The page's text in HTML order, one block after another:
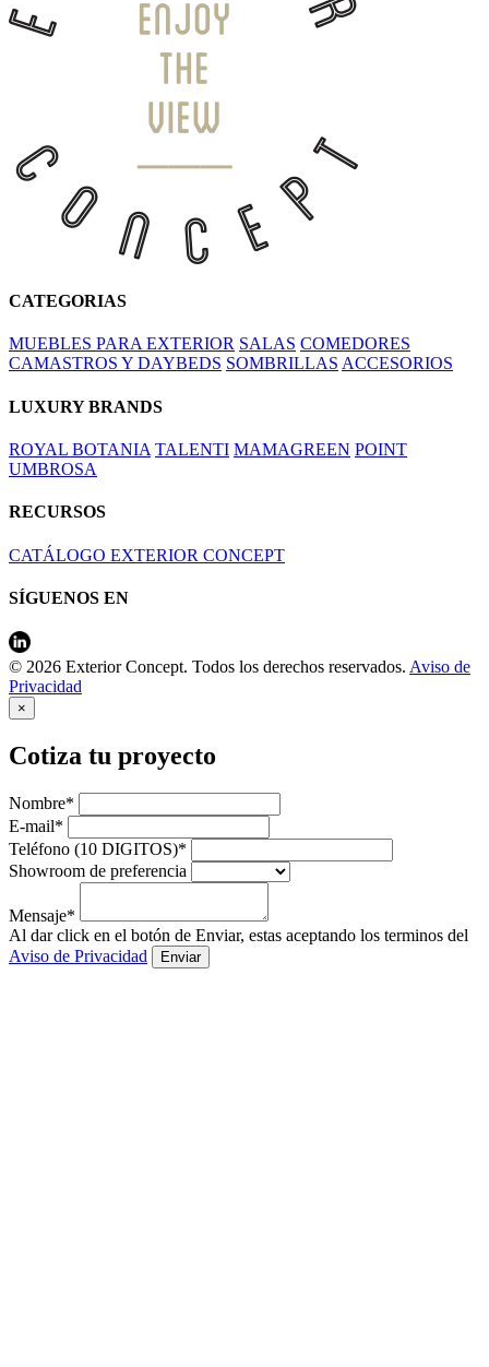
CATEGORIAS
MUEBLES PARA EXTERIOR SALAS COMEDORES
CAMASTROS Y DAYBEDS SOMBRILLAS ACCESORIOS
LUXURY BRANDS
ROYAL BOTANIA TALENTI MAMAGREEN POINT
UMBROSA
RECURSOS
CATÁLOGO EXTERIOR CONCEPT
SÍGUENOS EN
© 2026 Exterior Concept. Todos los derechos reservados. Aviso de
Privacidad
×
Cotiza tu proyecto
Nombre*
E-mail*
Teléfono (10 DIGITOS)*
Showroom de preferencia
Mensaje*
Al dar click en el botón de Enviar, estas aceptando los terminos del
Aviso de Privacidad